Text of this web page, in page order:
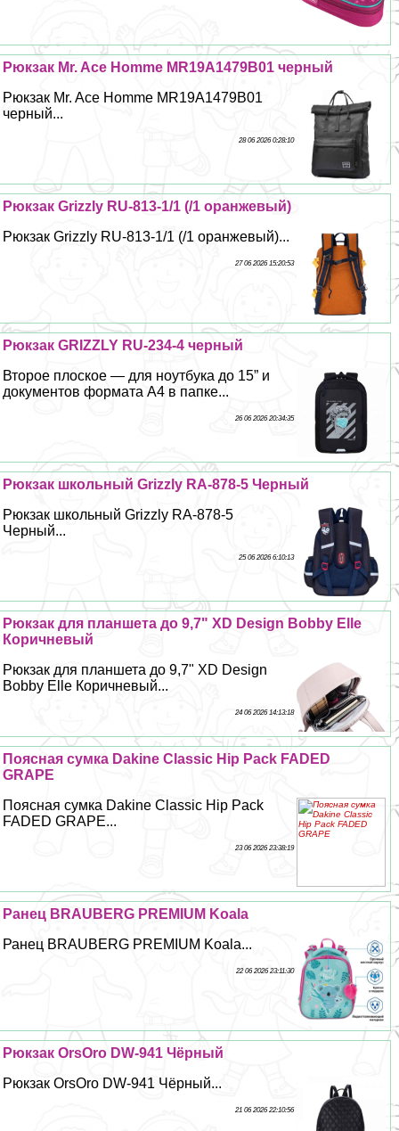
Рюкзак Mr. Ace Homme MR19A1479B01 черный
Рюкзак Mr. Ace Homme MR19A1479B01
черный...
28 06 2026 0:28:10
Рюкзак Grizzly RU-813-1/1 (/1 оранжевый)
Рюкзак Grizzly RU-813-1/1 (/1 оранжевый)...
27 06 2026 15:20:53
Рюкзак GRIZZLY RU-234-4 черный
Второе плоское — для ноутбука до 15” и
документов формата А4 в папке...
26 06 2026 20:34:35
Рюкзак школьный Grizzly RA-878-5 Черный
Рюкзак школьный Grizzly RA-878-5
Черный...
25 06 2026 6:10:13
Рюкзак для планшета до 9,7" XD Design Bobby Elle
Коричневый
Рюкзак для планшета до 9,7" XD Design
Bobby Elle Коричневый...
24 06 2026 14:13:18
Поясная сумка Dakine Classic Hip Pack FADED
GRAPE
Поясная сумка Dakine Classic Hip Pack
FADED GRAPE...
23 06 2026 23:38:19
Ранец BRAUBERG PREMIUM Koala
Ранец BRAUBERG PREMIUM Koala...
22 06 2026 23:11:30
Рюкзак OrsOro DW-941 Чёрный
Рюкзак OrsOro DW-941 Чёрный...
21 06 2026 22:10:56